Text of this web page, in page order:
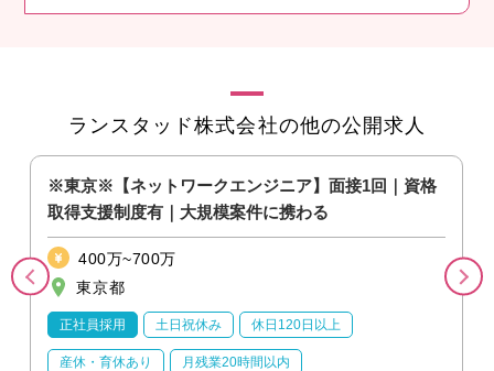
ランスタッド株式会社の他の公開求人
※東京※【ネットワークエンジニア】面接1回｜資格
取得支援制度有｜大規模案件に携わる
400万~700万
東京都
正社員採用 土日祝休み 休日120日以上
産休・育休あり 月残業20時間以内